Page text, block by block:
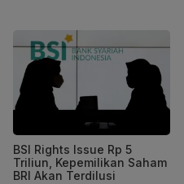
BSI Rights Issue Rp 5
Triliun, Kepemilikan Saham
BRI Akan Terdilusi